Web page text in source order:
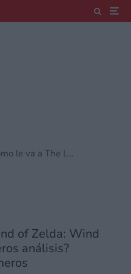
le va a The L...
of Zelda: Wind
análisis?